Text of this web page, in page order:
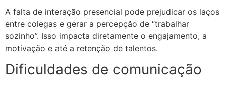
A falta de interação presencial pode prejudicar os laços
entre colegas e gerar a percepção de “trabalhar
sozinho”. Isso impacta diretamente o engajamento, a
motivação e até a retenção de talentos.
Dificuldades de comunicação